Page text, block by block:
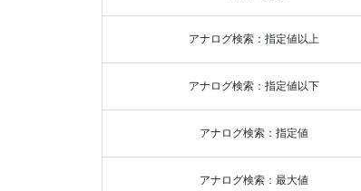
アナログ検索：指定値以上
アナログ検索：指定値以下
アナログ検索：指定値
アナログ検索：最大値